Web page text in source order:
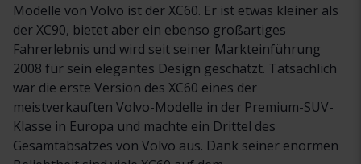
Modelle von Volvo ist der XC60. Er ist etwas kleiner als
der XC90, bietet aber ein ebenso großartiges
Fahrerlebnis und wird seit seiner Markteinführung
2008 für sein elegantes Design geschätzt. Tatsächlich
war die erste Version des XC60 eines der
meistverkauften Volvo-Modelle in der Premium-SUV-
Klasse in Europa und machte ein Drittel des
Gesamtabsatzes von Volvo aus. Dank seiner enormen